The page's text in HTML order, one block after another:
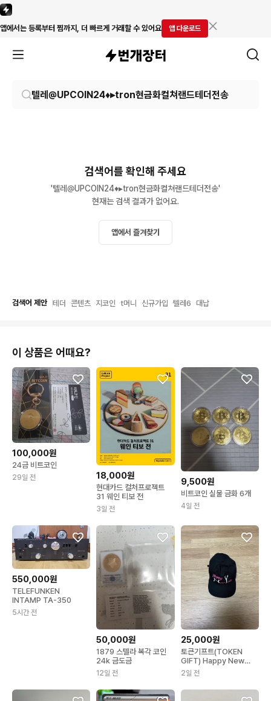
앱에서는 등록부터 찜까지, 더 빠르게 거래할 수 있어요 앱 다운로드
검색어를 확인해 주세요
'텔레@UPCOIN24♦▸tron현금화컬쳐랜드테더전송'
현재는 검색 결과가 없어요.
앱에서 즐겨찾기
검색어 제안 테더 콘텐츠 지코인 t머니 신규가입 텔레6 대납
이 상품은 어때요?
100,000원
24금 비트코인
29일 전 18,000원
현대카드 컬처프로젝트
31 웨인 티보 전
3일 전
9,500원
비트코인 실물 금화 6개
4일 전
550,000원
TELEFUNKEN
INTAMP TA-350
5시간 전
50,000원
1879 스텔라 복각 코인
24k 금도금
12일 전
25,000원
토큰기프트(TOKEN
GIFT) Happy New
Year
2일 전